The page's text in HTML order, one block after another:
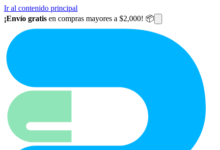
Ir al contenido principal
¡Envío gratis en compras mayores a $2,000! 📦